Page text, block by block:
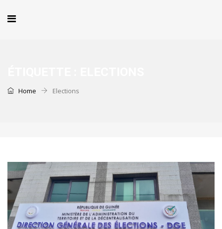
Home Elections